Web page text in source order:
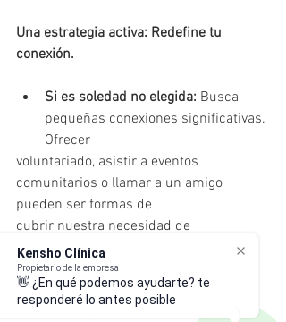
Kensho Clínica
Propietario de la empresa
👋 ¿En qué podemos ayudarte? te
responderé lo antes posible
Una estrategia activa: Redefine tu
conexión.
Si es soledad no elegida: Busca
pequeñas conexiones significativas.
Ofrecer
voluntariado, asistir a eventos
comunitarios o llamar a un amigo
pueden ser formas de
cubrir nuestra necesidad de
vinculación. No busques llenar el vacío
con ruido, sino crear
momentos auténticos de conexión.
Si es ausencia (duelo):